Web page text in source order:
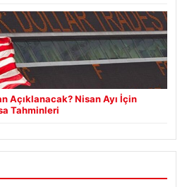
Açıklanacak? Nisan Ayı İçin
Tahminleri